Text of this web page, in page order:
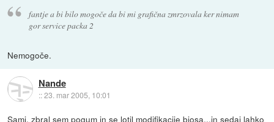
fantje a bi bilo mogoče da bi mi grafična zmrzovala ker nimam
gor service packa 2
Nemogoče.
Nande
::23. mar 2005, 10:01
Sami, zbral sem pogum in se lotil modifikacije biosa...in sedaj lahko